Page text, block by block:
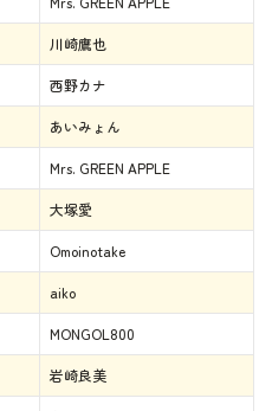
川崎鷹也
西野カナ
あいみょん
Mrs. GREEN APPLE
大塚愛
Omoinotake
aiko
MONGOL800
岩崎良美